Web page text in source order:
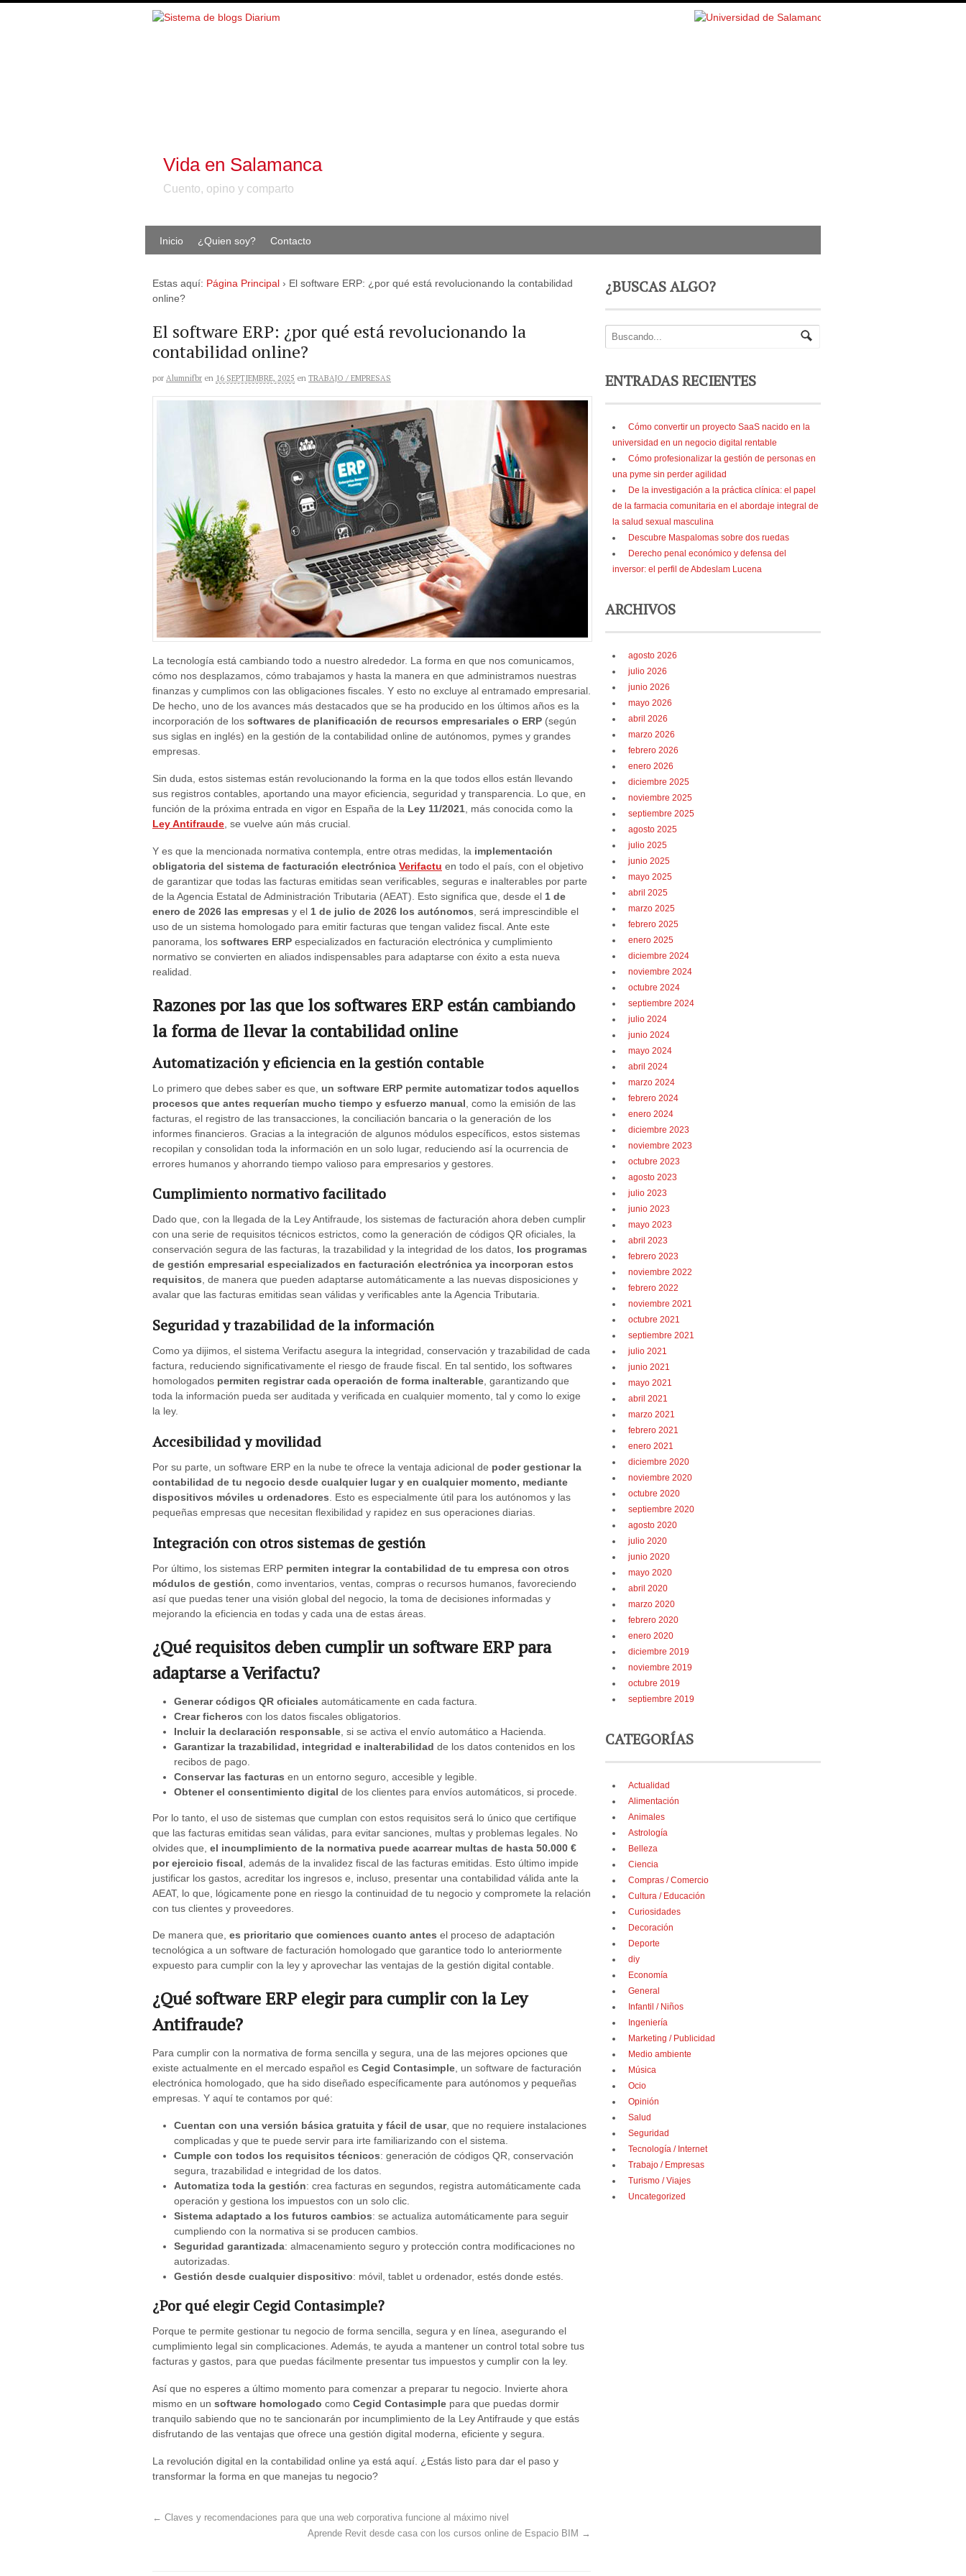
Vida en Salamanca
Cuento, opino y comparto
Inicio ¿Quien soy? Contacto
Estas aquí: Página Principal › El software ERP: ¿por qué está revolucionando la contabilidad
online?
El software ERP: ¿por qué está revolucionando la
contabilidad online?
por Alumnifbr en 16 SEPTIEMBRE, 2025 en TRABAJO / EMPRESAS
La tecnología está cambiando todo a nuestro alrededor. La forma en que nos comunicamos,
cómo nos desplazamos, cómo trabajamos y hasta la manera en que administramos nuestras
finanzas y cumplimos con las obligaciones fiscales. Y esto no excluye al entramado empresarial.
De hecho, uno de los avances más destacados que se ha producido en los últimos años es la
incorporación de los softwares de planificación de recursos empresariales o ERP (según
sus siglas en inglés) en la gestión de la contabilidad online de autónomos, pymes y grandes
empresas.
Sin duda, estos sistemas están revolucionando la forma en la que todos ellos están llevando
sus registros contables, aportando una mayor eficiencia, seguridad y transparencia. Lo que, en
función de la próxima entrada en vigor en España de la Ley 11/2021 , más conocida como la
Ley Antifraude , se vuelve aún más crucial.
Y es que la mencionada normativa contempla, entre otras medidas, la implementación
obligatoria del sistema de facturación electrónica Verifactu en todo el país, con el objetivo
de garantizar que todas las facturas emitidas sean verificables, seguras e inalterables por parte
de la Agencia Estatal de Administración Tributaria (AEAT). Esto significa que, desde el 1 de
enero de 2026 las empresas y el 1 de julio de 2026 los autónomos , será imprescindible el
uso de un sistema homologado para emitir facturas que tengan validez fiscal. Ante este
panorama, los softwares ERP especializados en facturación electrónica y cumplimiento
normativo se convierten en aliados indispensables para adaptarse con éxito a esta nueva
realidad.
Razones por las que los softwares ERP están cambiando
la forma de llevar la contabilidad online
Automatización y eficiencia en la gestión contable
Lo primero que debes saber es que, un software ERP permite automatizar todos aquellos
procesos que antes requerían mucho tiempo y esfuerzo manual , como la emisión de las
facturas, el registro de las transacciones, la conciliación bancaria o la generación de los
informes financieros. Gracias a la integración de algunos módulos específicos, estos sistemas
recopilan y consolidan toda la información en un solo lugar, reduciendo así la ocurrencia de
errores humanos y ahorrando tiempo valioso para empresarios y gestores.
Cumplimiento normativo facilitado
Dado que, con la llegada de la Ley Antifraude, los sistemas de facturación ahora deben cumplir
con una serie de requisitos técnicos estrictos, como la generación de códigos QR oficiales, la
conservación segura de las facturas, la trazabilidad y la integridad de los datos, los programas
de gestión empresarial especializados en facturación electrónica ya incorporan estos
requisitos, de manera que pueden adaptarse automáticamente a las nuevas disposiciones y
avalar que las facturas emitidas sean válidas y verificables ante la Agencia Tributaria.
Seguridad y trazabilidad de la información
Como ya dijimos, el sistema Verifactu asegura la integridad, conservación y trazabilidad de cada
factura, reduciendo significativamente el riesgo de fraude fiscal. En tal sentido, los softwares
homologados permiten registrar cada operación de forma inalterable, garantizando que
toda la información pueda ser auditada y verificada en cualquier momento, tal y como lo exige
la ley.
Accesibilidad y movilidad
Por su parte, un software ERP en la nube te ofrece la ventaja adicional de poder gestionar la
contabilidad de tu negocio desde cualquier lugar y en cualquier momento, mediante
dispositivos móviles u ordenadores . Esto es especialmente útil para los autónomos y las
pequeñas empresas que necesitan flexibilidad y rapidez en sus operaciones diarias.
Integración con otros sistemas de gestión
Por último, los sistemas ERP permiten integrar la contabilidad de tu empresa con otros
módulos de gestión , como inventarios, ventas, compras o recursos humanos, favoreciendo
así que puedas tener una visión global del negocio, la toma de decisiones informadas y
mejorando la eficiencia en todas y cada una de estas áreas.
¿Qué requisitos deben cumplir un software ERP para
adaptarse a Verifactu?
Generar códigos QR oficiales automáticamente en cada factura.
Crear ficheros con los datos fiscales obligatorios.
Incluir la declaración responsable , si se activa el envío automático a Hacienda.
Garantizar la trazabilidad, integridad e inalterabilidad de los datos contenidos en los
recibos de pago.
Conservar las facturas en un entorno seguro, accesible y legible.
Obtener el consentimiento digital de los clientes para envíos automáticos, si procede.
Por lo tanto, el uso de sistemas que cumplan con estos requisitos será lo único que certifique
que las facturas emitidas sean válidas, para evitar sanciones, multas y problemas legales. No
olvides que, el incumplimiento de la normativa puede acarrear multas de hasta 50.000 €
por ejercicio fiscal , además de la invalidez fiscal de las facturas emitidas. Esto último impide
justificar los gastos, acreditar los ingresos e, incluso, presentar una contabilidad válida ante la
AEAT, lo que, lógicamente pone en riesgo la continuidad de tu negocio y compromete la relación
con tus clientes y proveedores.
De manera que, es prioritario que comiences cuanto antes el proceso de adaptación
tecnológica a un software de facturación homologado que garantice todo lo anteriormente
expuesto para cumplir con la ley y aprovechar las ventajas de la gestión digital contable.
¿Qué software ERP elegir para cumplir con la Ley
Antifraude?
Para cumplir con la normativa de forma sencilla y segura, una de las mejores opciones que
existe actualmente en el mercado español es Cegid Contasimple, un software de facturación
electrónica homologado, que ha sido diseñado específicamente para autónomos y pequeñas
empresas. Y aquí te contamos por qué:
Cuentan con una versión básica gratuita y fácil de usar, que no requiere instalaciones
complicadas y que te puede servir para irte familiarizando con el sistema.
Cumple con todos los requisitos técnicos: generación de códigos QR, conservación
segura, trazabilidad e integridad de los datos.
Automatiza toda la gestión: crea facturas en segundos, registra automáticamente cada
operación y gestiona los impuestos con un solo clic.
Sistema adaptado a los futuros cambios: se actualiza automáticamente para seguir
cumpliendo con la normativa si se producen cambios.
Seguridad garantizada: almacenamiento seguro y protección contra modificaciones no
autorizadas.
Gestión desde cualquier dispositivo: móvil, tablet u ordenador, estés donde estés.
¿Por qué elegir Cegid Contasimple?
Porque te permite gestionar tu negocio de forma sencilla, segura y en línea, asegurando el
cumplimiento legal sin complicaciones. Además, te ayuda a mantener un control total sobre tus
facturas y gastos, para que puedas fácilmente presentar tus impuestos y cumplir con la ley.
Así que no esperes a último momento para comenzar a preparar tu negocio. Invierte ahora
mismo en un software homologado como Cegid Contasimple para que puedas dormir
tranquilo sabiendo que no te sancionarán por incumplimiento de la Ley Antifraude y que estás
disfrutando de las ventajas que ofrece una gestión digital moderna, eficiente y segura.
La revolución digital en la contabilidad online ya está aquí. ¿Estás listo para dar el paso y
transformar la forma en que manejas tu negocio?
← Claves y recomendaciones para que una web corporativa funcione al máximo nivel
Aprende Revit desde casa con los cursos online de Espacio BIM →
¿BUSCAS ALGO?
ENTRADAS RECIENTES
Cómo convertir un proyecto SaaS nacido en la
universidad en un negocio digital rentable
Cómo profesionalizar la gestión de personas en
una pyme sin perder agilidad
De la investigación a la práctica clínica: el papel
de la farmacia comunitaria en el abordaje integral de
la salud sexual masculina
Descubre Maspalomas sobre dos ruedas
Derecho penal económico y defensa del
inversor: el perfil de Abdeslam Lucena
ARCHIVOS
agosto 2026
julio 2026
junio 2026
mayo 2026
abril 2026
marzo 2026
febrero 2026
enero 2026
diciembre 2025
noviembre 2025
septiembre 2025
agosto 2025
julio 2025
junio 2025
mayo 2025
abril 2025
marzo 2025
febrero 2025
enero 2025
diciembre 2024
noviembre 2024
octubre 2024
septiembre 2024
julio 2024
junio 2024
mayo 2024
abril 2024
marzo 2024
febrero 2024
enero 2024
diciembre 2023
noviembre 2023
octubre 2023
agosto 2023
julio 2023
junio 2023
mayo 2023
abril 2023
febrero 2023
noviembre 2022
febrero 2022
noviembre 2021
octubre 2021
septiembre 2021
julio 2021
junio 2021
mayo 2021
abril 2021
marzo 2021
febrero 2021
enero 2021
diciembre 2020
noviembre 2020
octubre 2020
septiembre 2020
agosto 2020
julio 2020
junio 2020
mayo 2020
abril 2020
marzo 2020
febrero 2020
enero 2020
diciembre 2019
noviembre 2019
octubre 2019
septiembre 2019
CATEGORÍAS
Actualidad
Alimentación
Animales
Astrología
Belleza
Ciencia
Compras / Comercio
Cultura / Educación
Curiosidades
Decoración
Deporte
diy
Economía
General
Infantil / Niños
Ingeniería
Marketing / Publicidad
Medio ambiente
Música
Ocio
Opinión
Salud
Seguridad
Tecnología / Internet
Trabajo / Empresas
Turismo / Viajes
Uncategorized